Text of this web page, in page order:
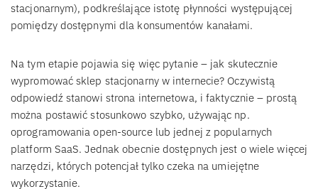
stacjonarnym), podkreślające istotę płynności występującej
pomiędzy dostępnymi dla konsumentów kanałami.
Na tym etapie pojawia się więc pytanie – jak skutecznie
wypromować sklep stacjonarny w internecie? Oczywistą
odpowiedź stanowi strona internetowa, i faktycznie – prostą
można postawić stosunkowo szybko, używając np.
oprogramowania open-source lub jednej z popularnych
platform SaaS. Jednak obecnie dostępnych jest o wiele więcej
narzędzi, których potencjał tylko czeka na umiejętne
wykorzystanie.